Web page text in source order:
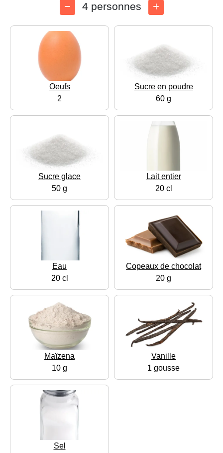
4 personnes
Oeufs
2
Sucre en poudre
60 g
Sucre glace
50 g
Lait entier
20 cl
Eau
20 cl
Copeaux de chocolat
20 g
Maïzena
10 g
Vanille
1 gousse
Sel